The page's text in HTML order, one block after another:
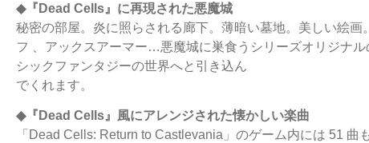
◆『Dead Cells』に再現された悪魔城
秘密の部屋。炎に照らされる廊下。薄暗い墓地。美しい絵
フ 、アックスアーマー…悪魔城に巣食うシリーズオリジナ
シックファンタジーの世界へと引き込ん
でくれます。
◆『Dead Cells』風にアレンジされた懐かしい楽曲
「Dead Cells: Return to Castlevania」のゲーム内には 51